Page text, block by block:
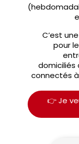
C’est
pour
domiciliés
connectés
👉 Je